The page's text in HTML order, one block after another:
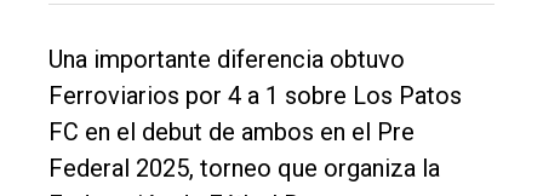
DIARIO
Balcarce
Una importante diferencia obtuvo
Ferroviarios por 4 a 1 sobre Los Patos
FC en el debut de ambos en el Pre
Federal 2025, torneo que organiza la